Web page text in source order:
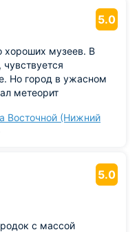
5.0
хороших музеев. В
Но город в ужасном
метеорит
Восточной (Нижний
5.0
с массой